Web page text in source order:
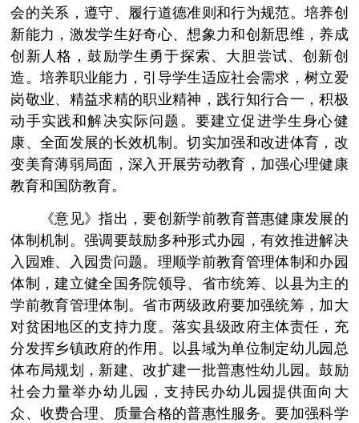
会的关系，遵守、履行道德准则和行为规范。培养创
新能力，激发学生好奇心、想象力和创新思维，养成
创新人格，鼓励学生勇于探索、大胆尝试、创新创
造。培养职业能力，引导学生适应社会需求，树立爱
岗敬业、精益求精的职业精神，践行知行合一，积极
动手实践和解决实际问题。要建立促进学生身心健
康、全面发展的长效机制。切实加强和改进体育，改
变美育薄弱局面，深入开展劳动教育，加强心理健康
教育和国防教育。
《意见》指出，要创新学前教育普惠健康发展的
体制机制。强调要鼓励多种形式办园，有效推进解决
入园难、入园贵问题。理顺学前教育管理体制和办园
体制，建立健全国务院领导、省市统筹、以县为主的
学前教育管理体制。省市两级政府要加强统筹，加大
对贫困地区的支持力度。落实县级政府主体责任，充
分发挥乡镇政府的作用。以县域为单位制定幼儿园总
体布局规划，新建、改扩建一批普惠性幼儿园。鼓励
社会力量举办幼儿园，支持民办幼儿园提供面向大
众、收费合理、质量合格的普惠性服务。要加强科学